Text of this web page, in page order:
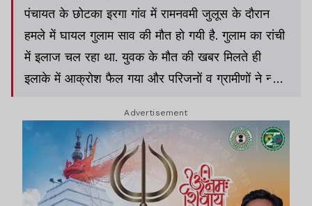
पंचायत के छोटका इरगा गांव में रामनवमी जुलूस के दौरान
हमले में घायल गुलाम साव की मौत हो गयी है. गुलाम का रांची
में इलाज चल रहा था. युवक के मौत की खबर मिलते ही
इलाके में आक्रोश फैल गया और परिजनों व ग्रामीणों ने न्याय
जाम कर दिया.
Advertisement